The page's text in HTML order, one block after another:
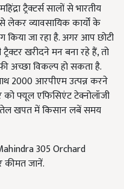
ट्रैक्टर्स सालों से भारतीय
लेकर व्यावसायिक कार्यों के
किया जा रहा है. अगर आप छोटी
खरीदने मन बना रहे हैं, तो
अच्छा विकल्प हो सकता है.
2000 आरपीएम उत्पन्न करने
फ्यूल एफिसिएंट टेक्नोलॉजी
तेल खपत में किसान लबें समय
305 Orchard
जानें.